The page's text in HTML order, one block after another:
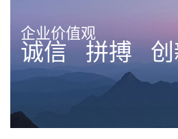
企业价值观
诚信 拼搏